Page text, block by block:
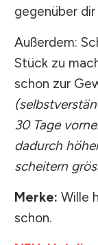
gegenüber dir
Außerdem:
Stück zu
schon zur
30 Tage
dadurch
scheitern
Merke: Wille
schon.